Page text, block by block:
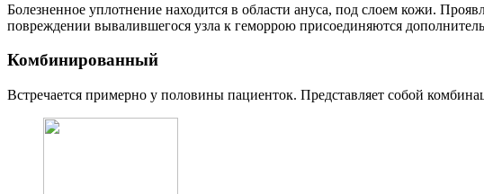
Болезненное уплотнение находится в области ануса, под слоем кожи.
повреждении вывалившегося узла к геморрою присоединяются
Комбинированный
Встречается примерно у половины пациенток. Представляет собой